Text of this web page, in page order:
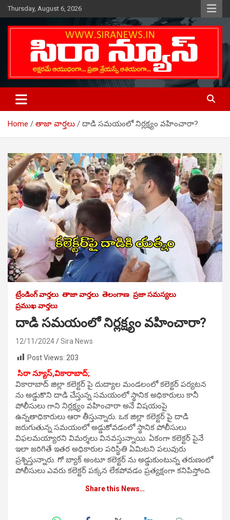
Skip
to
content
Thursday, August 6, 2026
SIRA NEWS
Telugu Online News Daily
Home తాజా వార్తలు దాడి సమయంలో నిర్లక్ష్యం వహించారా?
ట్రేండింగ్ వార్తలు తాజా వార్తలు తెలంగాణ ప్రజా సమస్యలు
ప్రముఖ వార్తలు
దాడి సమయంలో నిర్లక్ష్యం వహించారా?
12/11/2024
Sira News
Post Views: 203
సిరా న్యూస్,వికారాబాద్;
వికారాబాద్ జిల్లా కలెక్టర్ పై దుద్యాల మండలంలో కలెక్టర్ పర్యటన
ను అడ్డుకొని దాడి చేస్తున్న సమయంలో స్థానిక అధికారులు కానీ
పోలీసులు గాని నిర్లక్ష్యం వహించారా అనే విషయంపై
ఉన్నతాధికారులు ఆరా తీస్తున్నారు. ఒక జిల్లా కలెక్టర్ పై దాడి
జరుగుతున్న సమయంలో అడ్డుకోవడంలో స్థానిక పోలీసులు
విఫలమయ్యారని విమర్శలు వినవస్తున్నాయి. ఏకంగా కలెక్టర్ పైనే
ఇలా జరిగితే ఇతర అధికారుల పరిస్థితి ఏమిటని పలువురు
ప్రశ్నిస్తున్నారు. గో బ్యాక్ అంటూ కలెక్టర్ ను అడ్డుకుంటున్న తరుణంలో
పోలీసులు ఎవరు కలెక్టర్ పక్కన లేకపోవడం ప్రత్యక్షంగా కనిపిస్తోంది.
Share this News…